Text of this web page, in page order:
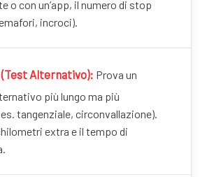
o con un’app, il numero di stop
incroci).
Alternativo): Prova un
più lungo ma più
tangenziale, circonvallazione).
extra e il tempo di